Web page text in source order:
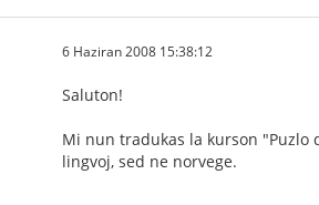
6 Haziran 2008 15:38:12
Saluton!
Mi nun tradukas la kurson "Puzlo
lingvoj, sed ne norvege.